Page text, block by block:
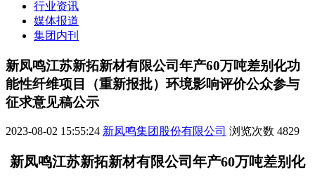
行业资讯
媒体报道
集团内刊
新凤鸣江苏新拓新材有限公司年产60万吨差别化功
能性纤维项目（重新报批）环境影响评价公众参与
征求意见稿公示
2023-08-02 15:55:24 新凤鸣集团股份有限公司 浏览次数 4829
新凤鸣江苏新拓新材有限公司年产60万吨差别化